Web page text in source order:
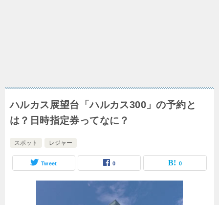
ハルカス展望台「ハルカス300」の予約と
は？日時指定券ってなに？
スポット レジャー
Tweet 0 0